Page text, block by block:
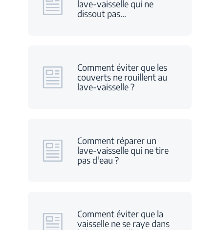
lave-vaisselle qui ne
dissout pas…
Comment éviter que les
couverts ne rouillent au
lave-vaisselle ?
Comment réparer un
lave-vaisselle qui ne tire
pas d'eau ?
Comment éviter que la
vaisselle ne se raye dans